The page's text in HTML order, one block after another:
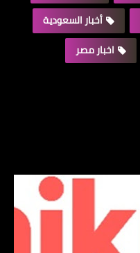
أخبار السعودية
اخبار مصر